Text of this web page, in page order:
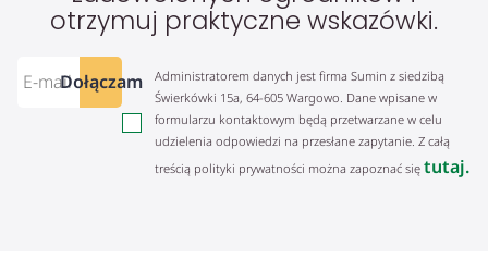
otrzymuj praktyczne wskazówki.
Dołączam
Administratorem danych jest firma Sumin z siedzibą
Świerkówki 15a, 64-605 Wargowo. Dane wpisane w
formularzu kontaktowym będą przetwarzane w celu
udzielenia odpowiedzi na przesłane zapytanie. Z całą
treścią polityki prywatności można zapoznać się tutaj.